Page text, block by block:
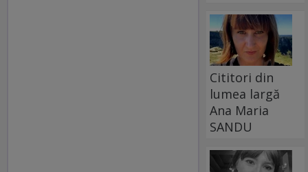
Cititori din
lumea largă
Ana Maria
SANDU